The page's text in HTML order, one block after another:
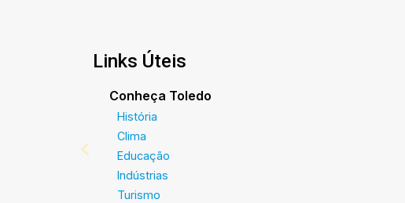
Links Úteis
Conheça Toledo
História
Clima
Educação
Indústrias
Turismo